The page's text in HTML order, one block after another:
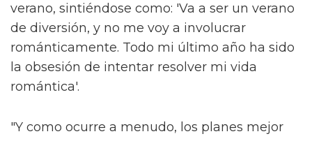
verano, sintiéndose como: 'Va a ser un verano
de diversión, y no me voy a involucrar
románticamente. Todo mi último año ha sido
la obsesión de intentar resolver mi vida
romántica'.
"Y como ocurre a menudo, los planes mejor